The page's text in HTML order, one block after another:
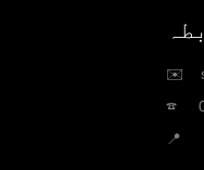
✉️
☎
چانگھے ٹاؤن، سیکسی سٹی،